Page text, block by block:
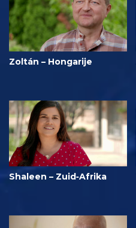
Zoltán – Hongarije
Shaleen – Zuid‑Afrika